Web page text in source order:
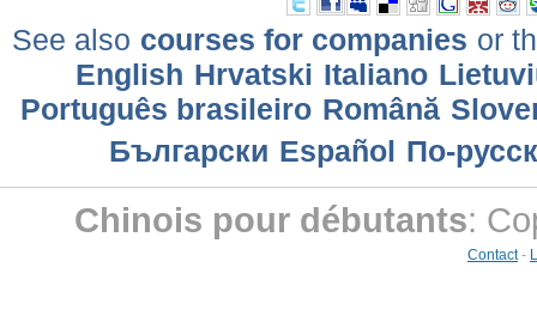
See also courses for companies or
English Hrvatski Italiano
Português brasileiro Română
Български Еspañol По-
Chinois pour débutants:
Contact-